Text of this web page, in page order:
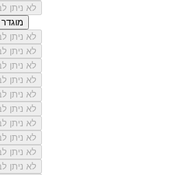
לא ניתן
מוגדר
לא ניתן
לא ניתן
לא ניתן
לא ניתן
לא ניתן
לא ניתן
לא ניתן
לא ניתן
לא ניתן
לא ניתן